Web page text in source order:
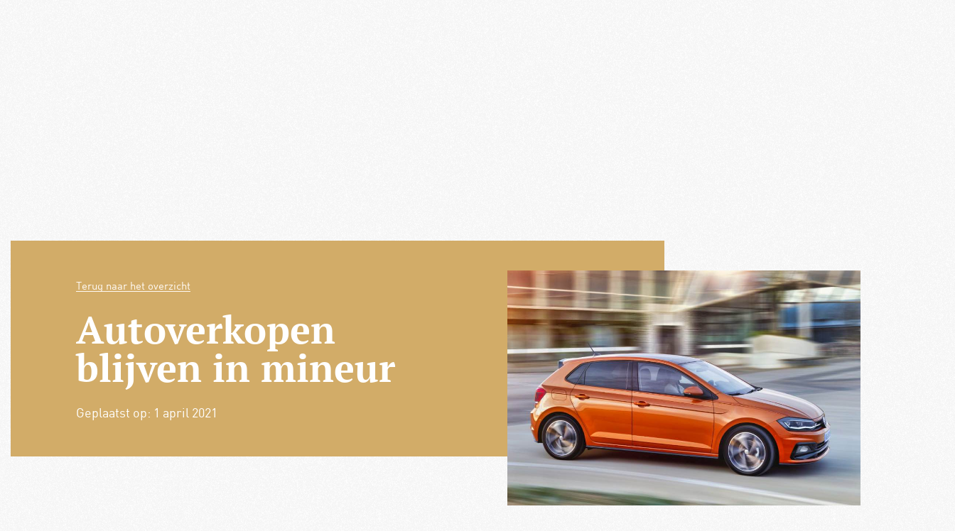
Terug naar het overzicht
Autoverkopen
blijven in mineur
Geplaatst op: 1 april 2021